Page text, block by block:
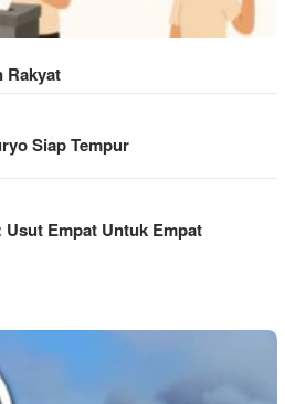
Rakyat
Siap Tempur
Usut Empat Untuk Empat